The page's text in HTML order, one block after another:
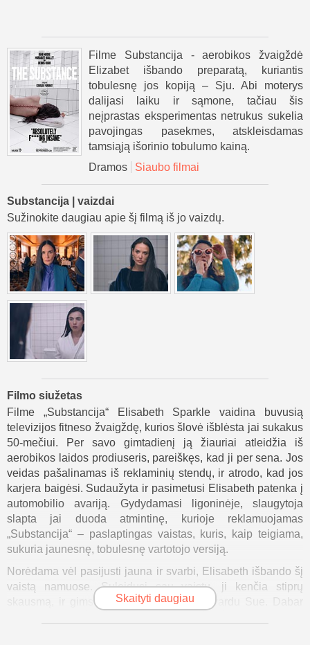
Filme Substancija - aerobikos žvaigždė
Elizabet išbando preparatą, kuriantis
tobulesnę jos kopiją – Sju. Abi moterys
dalijasi laiku ir sąmone, tačiau šis
neįprastas eksperimentas netrukus sukelia
pavojingas pasekmes, atskleisdamas
tamsiąją išorinio tobulumo kainą.
Dramos
Siaubo filmai
Substancija | vaizdai
Sužinokite daugiau apie šį filmą iš jo vaizdų.
Filmo siužetas
Filme „Substancija“ Elisabeth Sparkle vaidina buvusią
televizijos fitneso žvaigždę, kurios šlovė išblėsta jai sukakus
50-mečiui. Per savo gimtadienį ją žiauriai atleidžia iš
aerobikos laidos prodiuseris, pareiškęs, kad ji per sena. Jos
veidas pašalinamas iš reklaminių stendų, ir atrodo, kad jos
karjera baigėsi. Sudaužyta ir pasimetusi Elisabeth patenka į
automobilio avariją. Gydydamasi ligoninėje, slaugytoja
slapta jai duoda atmintinę, kurioje reklamuojamas
„Substancija“ – paslaptingas vaistas, kuris, kaip teigiama,
sukuria jaunesnę, tobulesnę vartotojo versiją.
Norėdama vėl pasijusti jauna ir svarbi, Elisabeth išbando šį
vaistą namuose. Suleidusi sau vaistų, ji kenčia stiprų
skausmą, ir gimsta graži jauna moteris, vardu Sue. Dabar
Skaityti daugiau